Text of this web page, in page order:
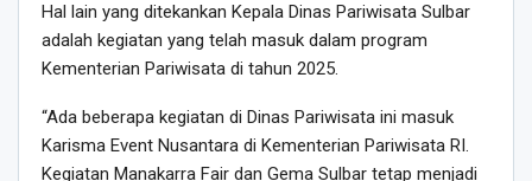
Hal lain yang ditekankan Kepala Dinas Pariwisata Sulbar
adalah kegiatan yang telah masuk dalam program
Kementerian Pariwisata di tahun 2025.
“Ada beberapa kegiatan di Dinas Pariwisata ini masuk
Karisma Event Nusantara di Kementerian Pariwisata RI.
Kegiatan Manakarra Fair dan Gema Sulbar tetap menjadi